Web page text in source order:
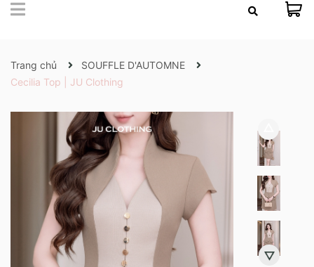
Trang chủ
SOUFFLE D'AUTOMNE
Cecilia Top | JU Clothing